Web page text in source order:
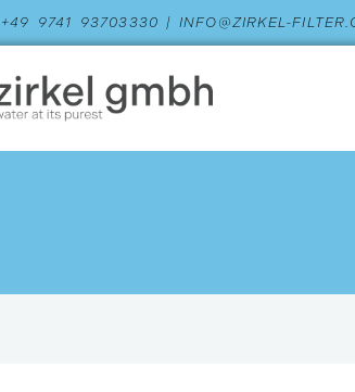
9741 93703330 | INFO@ZIRKEL-